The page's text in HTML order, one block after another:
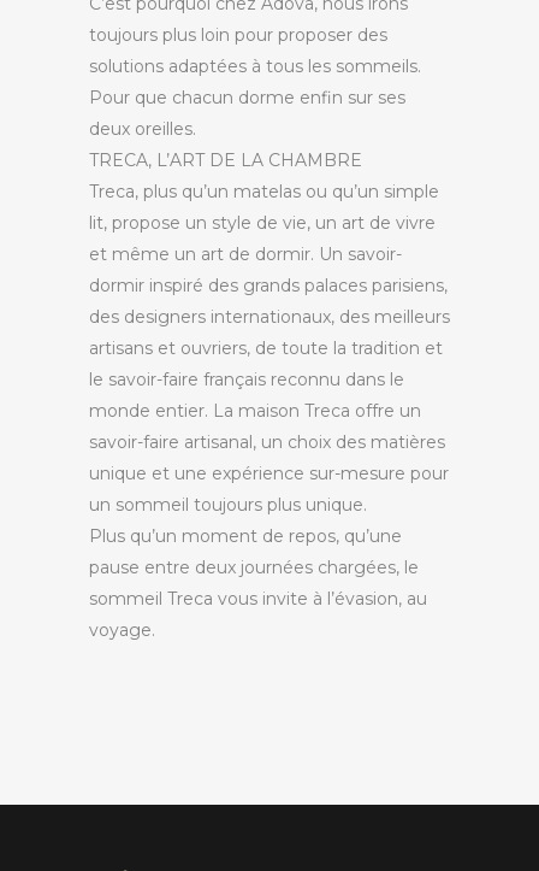
toujours plus loin pour proposer des
solutions adaptées à tous les sommeils.
Pour que chacun dorme enfin sur ses
deux oreilles.
TRECA, L’ART DE LA CHAMBRE
Treca, plus qu’un matelas ou qu’un simple
lit, propose un style de vie, un art de vivre
et même un art de dormir. Un savoir-
dormir inspiré des grands palaces parisiens,
des designers internationaux, des meilleurs
artisans et ouvriers, de toute la tradition et
le savoir-faire français reconnu dans le
monde entier. La maison Treca offre un
savoir-faire artisanal, un choix des matières
unique et une expérience sur-mesure pour
un sommeil toujours plus unique.
Plus qu’un moment de repos, qu’une
pause entre deux journées chargées, le
sommeil Treca vous invite à l’évasion, au
voyage.